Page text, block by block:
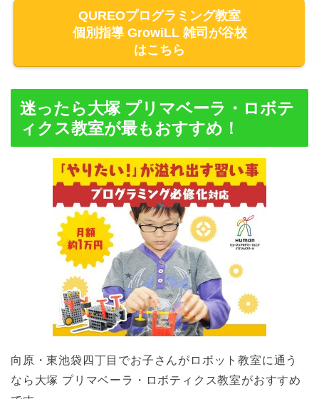
QUREOプログラミング教室
個別指導 GrowiLL 雑司が谷校
はこちら
迷ったら大塚 プリマベーラ・ロボテ
ィクス教室が最もおすすめ！
向原・東池袋四丁目でお子さんがロボット教室に通う
なら大塚 プリマベーラ・ロボティクス教室がおすすめ